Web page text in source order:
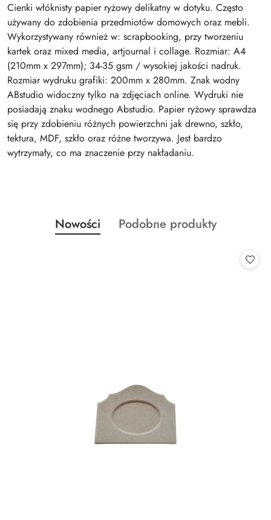
Cienki włóknisty papier ryżowy delikatny w dotyku. Często
używany do zdobienia przedmiotów domowych oraz mebli.
Wykorzystywany również w: scrapbooking, przy tworzeniu
kartek oraz mixed media, artjournal i collage. Rozmiar: A4
(210mm x 297mm); 34-35 gsm / wysokiej jakości nadruk.
Rozmiar wydruku grafiki: 200mm x 280mm. Znak wodny
ABstudio widoczny tylko na zdjęciach online. Wydruki nie
posiadają znaku wodnego Abstudio. Papier ryżowy sprawdza
się przy zdobieniu różnych powierzchni jak drewno, szkło,
tektura, MDF, szkło oraz różne tworzywa. Jest bardzo
wytrzymały, co ma znaczenie przy nakładaniu.
Pomiń karuzelę produktów
Produkty
o
Nowości
Produkty
Podobne produkty